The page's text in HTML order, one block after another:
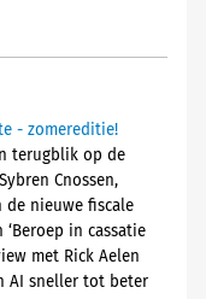
- zomereditie!
terugblik op de
Cnossen,
nieuwe fiscale
‘Beroep in cassatie
met Rick Aelen
AI sneller tot beter